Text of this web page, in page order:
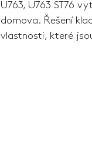
U763, U763 ST76
domova. Řešení
vlastnosti, které